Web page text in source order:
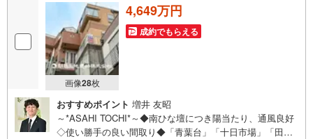
画像28枚
4,649万円
成約でもらえる
おすすめポイント 増井 友昭
～*ASAHI TOCHI*～◆南ひな壇につき陽当たり、通風良好
◇使い勝手の良い間取り◆「青葉台」「十日市場」「田